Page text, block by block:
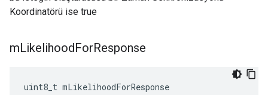
Koordinatörü ise true
mLikelihoodForResponse
uint8_t mLikelihoodForResponse